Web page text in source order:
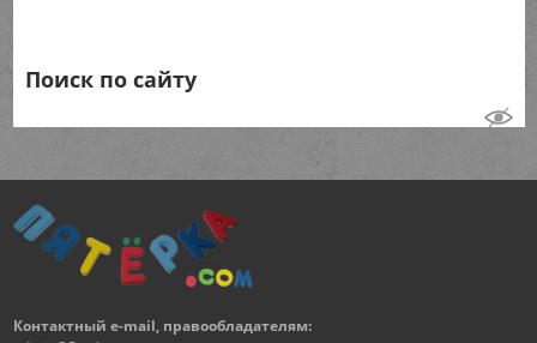
Поиск по сайту
Контактный e-mail, правообладателям: